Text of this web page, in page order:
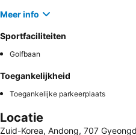
Meer info
Sportfaciliteiten
Golfbaan
Toegankelijkheid
Toegankelijke parkeerplaats
Locatie
Zuid-Korea, Andong, 707